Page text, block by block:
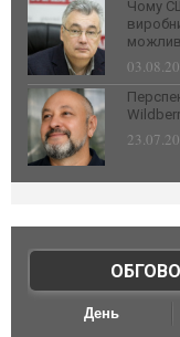
Чому
День